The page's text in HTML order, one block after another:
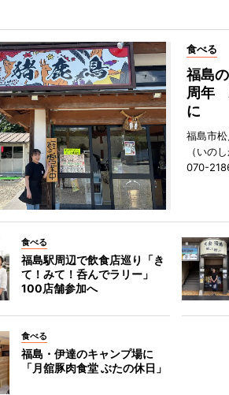
食べる
福島
周年
に
福島市
（いの
070-
食べる
福島駅周辺で飲食店巡り「き
て！みて！呑んでラリー」
100店舗参加へ
食べる
福島・伊達のキャンプ場に
「月舘豚肉食堂 ぶたの休日」